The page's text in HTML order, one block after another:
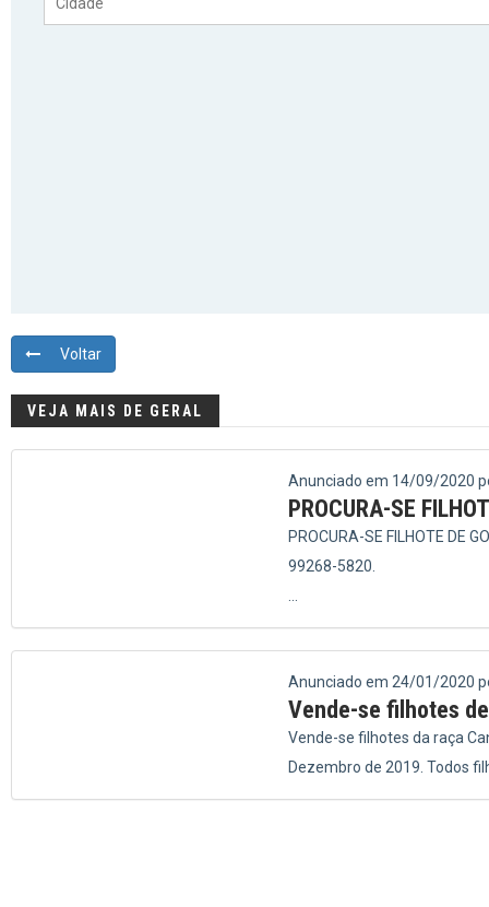
Voltar
VEJA MAIS DE GERAL
Anunciado em 14/09/2020
PROCURA-SE
PROCURA-SE FILHOTE DE
99268-5820.
Anunciado em 24/01/2020
Vende-se filhotes
Vende-se filhotes da raça
Dezembro de 2019. Todos